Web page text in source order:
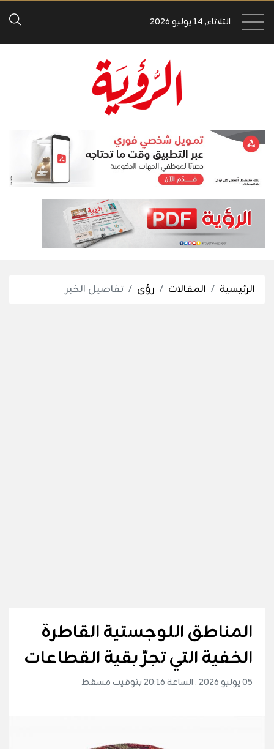
الثلاثاء, 14 يوليو 2026
الرئيسية المقالات رؤى تفاصيل الخبر
المناطق اللوجستية القاطرة
الخفية التي تجرّ بقية القطاعات
05 يوليو 2026 . الساعة 20:16 بتوقيت مسقط